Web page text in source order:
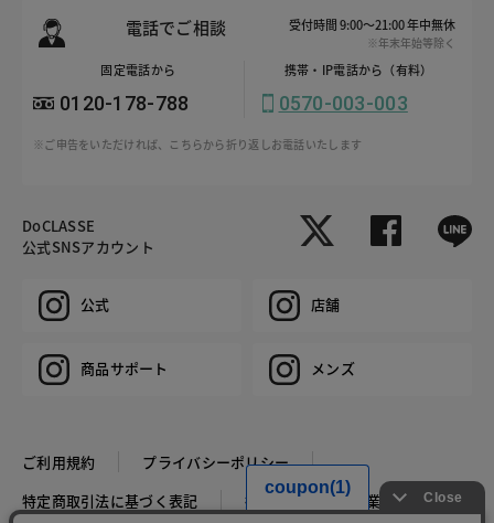
電話でご相談 受付時間 9:00～21:00 年中無休
※年末年始等除く
固定電話から
0120-178-788
携帯・IP電話から（有料）
0570-003-003
※ご申告をいただければ、こちらから折り返しお電話いたします
DoCLASSE
公式SNSアカウント
公式 店舗
商品サポート メンズ
ご利用規約
プライバシーポリシー
特定商取引法に基づく表記
推奨環境 企業情報